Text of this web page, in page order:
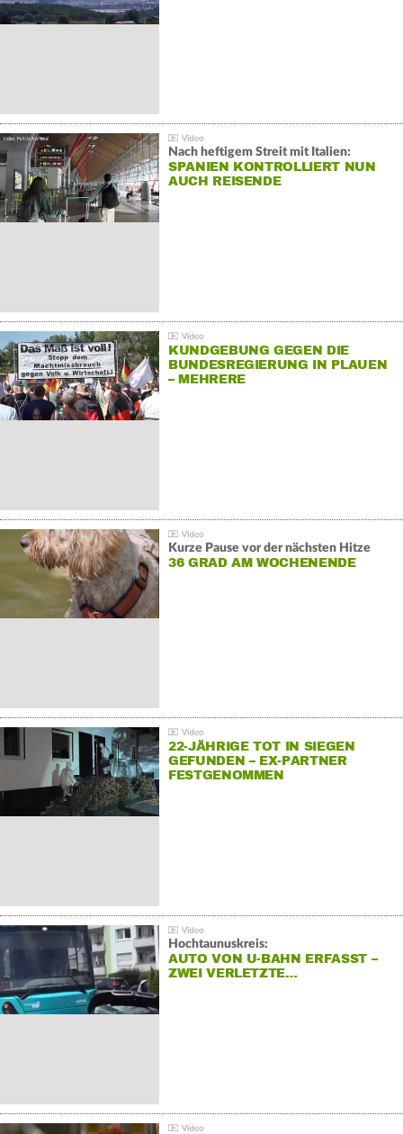
Nach heftigem Streit mit Italien:
SPANIEN KONTROLLIERT NUN
AUCH REISENDE
KUNDGEBUNG GEGEN DIE
BUNDESREGIERUNG IN PLAUEN
– MEHRERE
Kurze Pause vor der nächsten Hitze
36 GRAD AM WOCHENENDE
22-JÄHRIGE TOT IN SIEGEN
GEFUNDEN – EX-PARTNER
FESTGENOMMEN
Hochtaunuskreis:
AUTO VON U-BAHN ERFASST –
ZWEI VERLETZTE…